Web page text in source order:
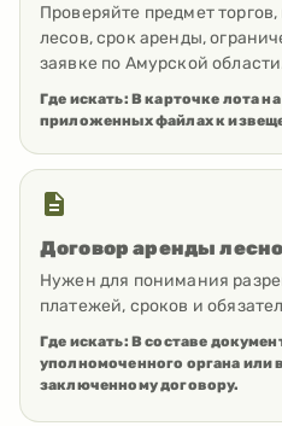
Проверяйте предмет
лесов, срок аренды,
заявке по Амурской
Где искать: В карточке лота
приложенных файлах к
Договор аренды
Нужен для понимания
платежей, сроков и
Где искать: В составе
уполномоченного органа или
заключенному договору.